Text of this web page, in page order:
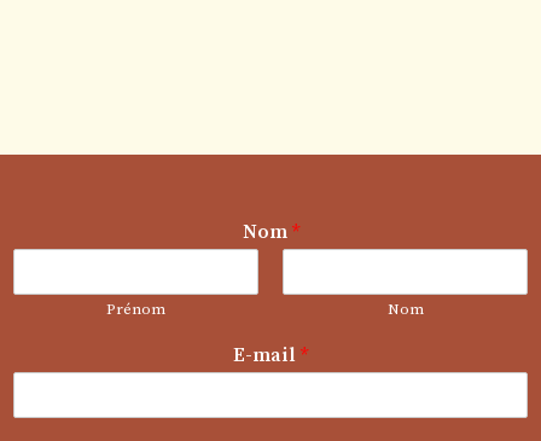
-
E
m
Nom *
Prénom Nom
E-mail *